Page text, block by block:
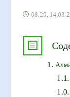
08:29,